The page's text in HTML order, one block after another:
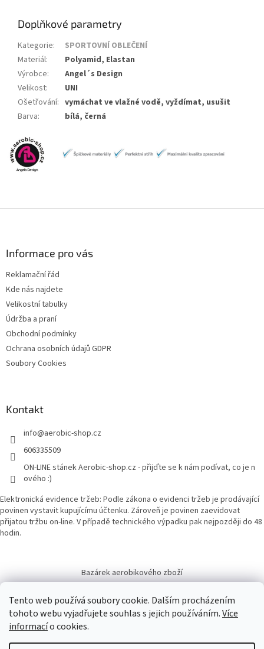
Tento web používá soubory cookie. Dalším procházením
tohoto webu vyjadřujete souhlas s jejich používáním.Více
informacío cookies.
Doplňkové parametry
Kategorie:
SPORTOVNÍ OBLEČENÍ
Materiál:
Polyamid, Elastan
Výrobce:
Angel´s Design
Velikost:
UNI
Ošetřování: vymáchat ve vlažné vodě, vyždímat, usušit
Barva: bílá, černá
Informace pro vás
Reklamační řád
Kde nás najdete
Velikostní tabulky
Údržba a praní
Obchodní podmínky
Ochrana osobních údajů GDPR
Soubory Cookies
Kontakt
info@aerobic-shop.cz
606335509
ON-LINE stánek Aerobic-shop.cz - přijďte se k nám podívat, co je n
ového :)
Elektronická evidence tržeb: Podle zákona o evidenci tržeb je prodávající
povinen vystavit kupujícímu účtenku. Zároveň je povinen zaevidovat
přijatou tržbu on-line. V případě technického výpadku pak nejpozději do 48
hodin.
Bazárek aerobikového zboží